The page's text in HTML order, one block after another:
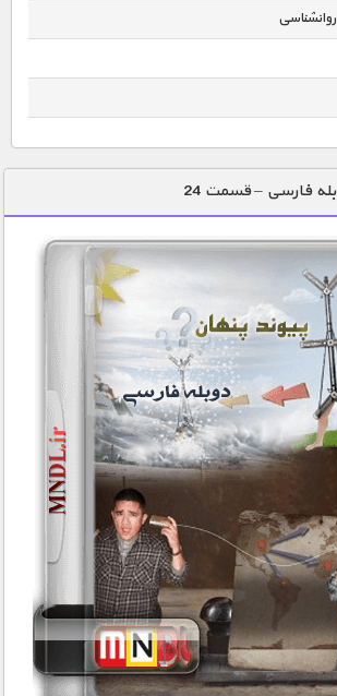
زیست
فارسی – قسمت 24